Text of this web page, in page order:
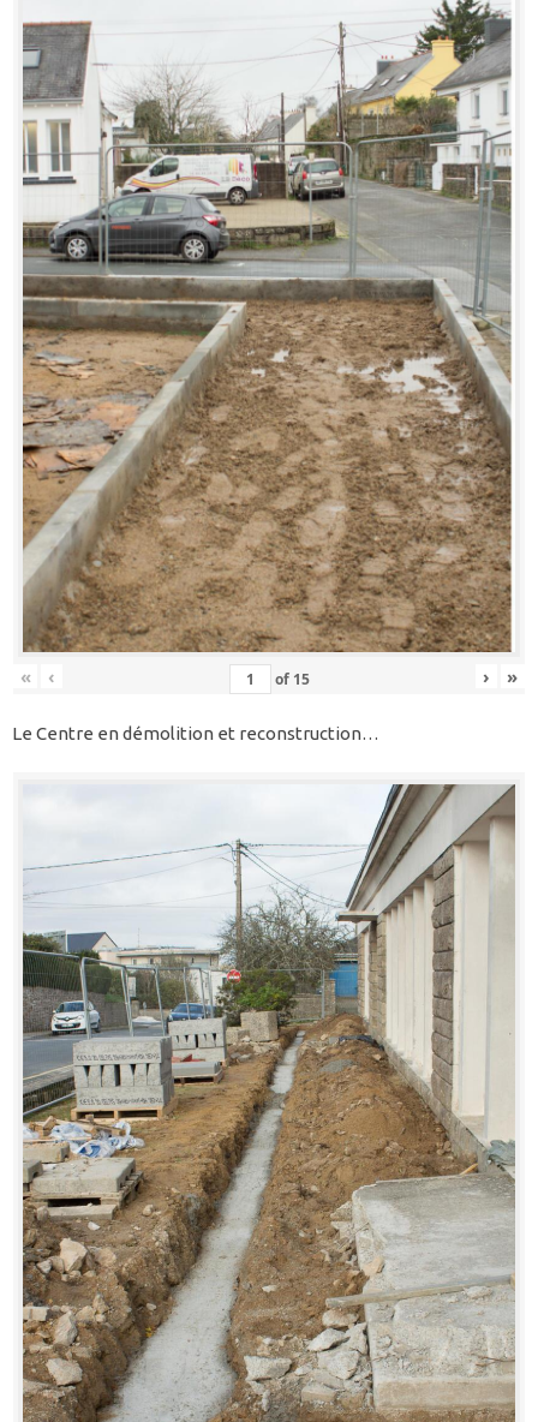
« ‹ of 15 › »
Le Centre en démolition et reconstruction…